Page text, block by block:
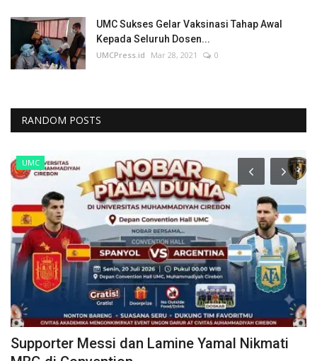
UMC Sukses Gelar Vaksinasi Tahap Awal
Kepada Seluruh Dosen...
UMCPress.id Mar 28, 2021 0
RANDOM POSTS
UMC
Supporter Messi dan Lamine Yamal Nikmati